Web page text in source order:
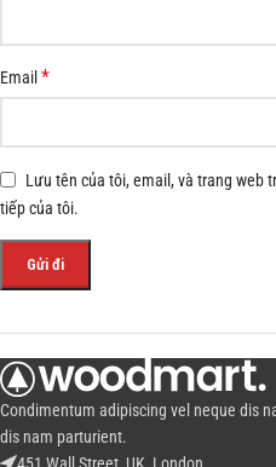
Email*
Lưu tên của tôi, email, và trang web
tiếp của tôi.
Condimentum adipiscing vel neque dis
dis nam parturient.
451 Wall Street, UK, London